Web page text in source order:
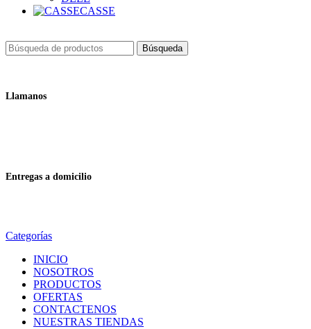
CASSE
Búsqueda
Llamanos
Entregas a domicilio
Categorías
INICIO
NOSOTROS
PRODUCTOS
OFERTAS
CONTACTENOS
NUESTRAS TIENDAS